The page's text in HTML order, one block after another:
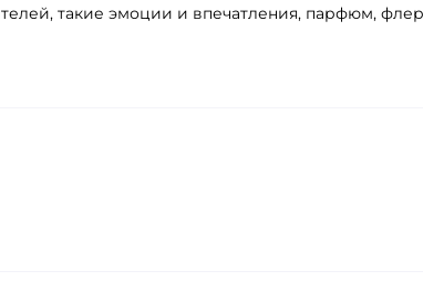
такие эмоции и впечатления, парфюм,